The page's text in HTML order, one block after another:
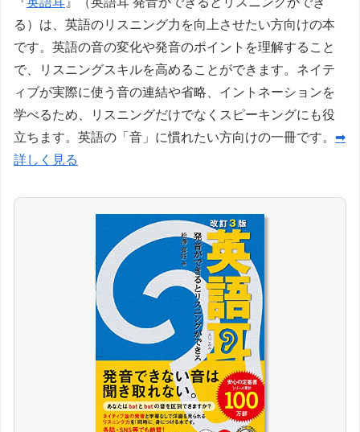
る）は、英語のリスニング力を向上させたい方向けの本
です。英語の音の変化や発音のポイントを理解すること
で、リスニングスキルを高めることができます。ネイテ
ィブが実際に使う音の連結や省略、イントネーションを
学べるため、リスニングだけでなくスピーキングにも役
立ちます。英語の「音」に慣れたい方向けの一冊です。 ➡
詳しく見る